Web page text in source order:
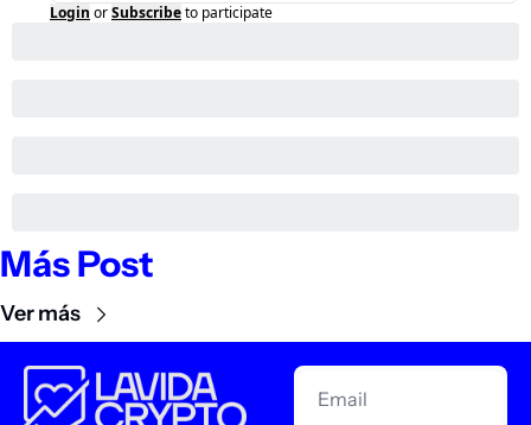
Login orSubscribeto participate
Más Post
Ver más